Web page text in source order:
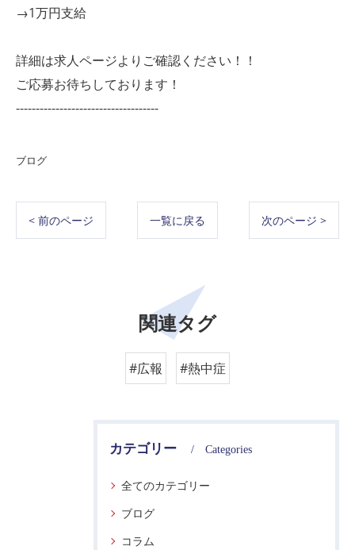
→1万円支給
詳細は求人ページよりご確認ください！！
ご応募お待ちしております！
------------------------------------
ブログ
< 前のページ 一覧に戻る 次のページ >
関連タグ
#広報 #熱中症
カテゴリー Categories
全てのカテゴリー
ブログ
コラム